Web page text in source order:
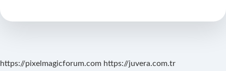
Gelir
https://pixelmagicforum.com https://juvera.com.tr